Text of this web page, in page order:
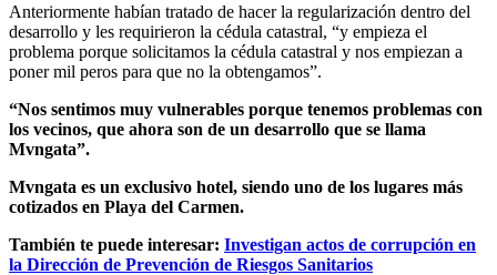
Anteriormente habían tratado de hacer la regularización dentro del
desarrollo y les requirieron la cédula catastral, “y empieza el
problema porque solicitamos la cédula catastral y nos empiezan a
poner mil peros para que no la obtengamos”.
“Nos sentimos muy vulnerables porque tenemos problemas con
los vecinos, que ahora son de un desarrollo que se llama
Mvngata”.
Mvngata es un exclusivo hotel, siendo uno de los lugares más
cotizados en Playa del Carmen.
También te puede interesar: Investigan actos de corrupción en
la Dirección de Prevención de Riesgos Sanitarios